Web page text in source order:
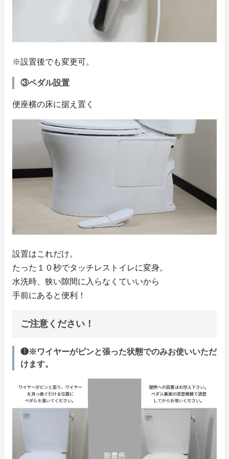
※設置後でも変更可。
③ペダル設置
便座横の床に据え置く
設置はこれだけ。
たった１０秒でタッチレストイレに変身。
水洗時、狭い隙間に入らなくていいから
手前にあると便利！
ご注意ください！
❶※ワイヤーがピンと張った状態でのみお使いいただ
けます。